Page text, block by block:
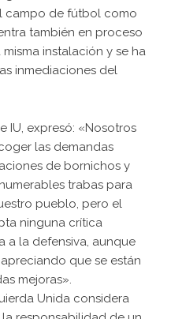
campo de fútbol como
también en proceso
instalación y se ha
inmediaciones del
IU, expresó: «Nosotros
las demandas
de bornichos y
trabas para
pueblo, pero el
ninguna crítica
a la defensiva, aunque
que se están
mejoras».
Unida considera